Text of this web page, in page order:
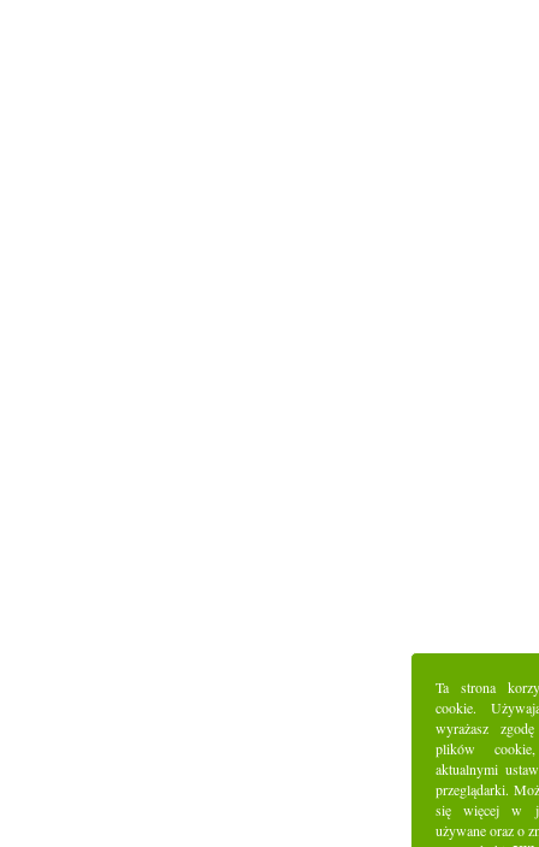
Ta strona
cookie.
wyrażasz
plików
aktualnymi
przeglądarki.
się więcej w
używane oraz o